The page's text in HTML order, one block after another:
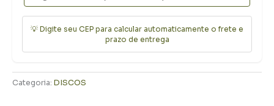
💡 Digite seu CEP para calcular automaticamente o frete e
prazo de entrega
Categoria: DISCOS